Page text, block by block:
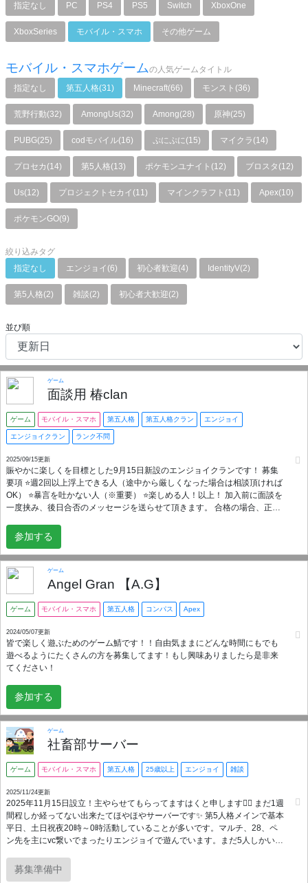
指定なし
PC PS4 PS5 Switch XboxOne
XboxSeries モバイル・スマホ その他ゲーム
モバイル・スマホゲームの人気ゲームタイトル
指定なし
第五人格(31) Minecraft(66) モンスト(36)
荒野行動(32) AmongUs(32) Among(28) 原神(25)
PUBG(25) codモバイル(16) ぷにぷに(15) マイクラ(14)
プロセカ(14) 第5人格(13) ポケモンユナイト(12) ブロスタ(12)
Us(12) プロジェクトセカイ(11) マインクラフト(11) Apex(10)
ポケモンGO(9)
絞り込みタグ
指定なし
エンジョイ(6) 初心者歓迎(4) IdentityV(2)
第5人格(2) 雑談(2) 初心者大歓迎(2)
並び順
ゲーム
面談用 椿clan
ゲーム モバイル・スマホ 第五人格 第五人格クラン エンジョイ
エンジョイクラン ランク不問
2025/09/15更新
賑やかに楽しくを目標とした9月15日新設のエンジョイクランです！ 募集
要項 ⭐️週2回以上浮上できる人（途中から厳しくなった場合は相談頂ければ
OK） ⭐️暴言を吐かない人（※重要） ⭐️楽しめる人！以上！ 加入前に面談を
一度挟み、後日合否のメッセージを送らせて頂きます。 合格の場合、正式
参加する
ゲーム
Angel Gran 【A.G】
ゲーム モバイル・スマホ 第五人格 コンパス Apex
2024/05/07更新
皆で楽しく遊ぶためのゲーム鯖です！！自由気ままにどんな時間にもでも
遊べるようにたくさんの方を募集してます！もし興味ありましたら是非来
てください！
参加する
ゲーム
社畜部サーバー
ゲーム モバイル・スマホ 第五人格 25歳以上 エンジョイ 雑談
2025/11/24更新
2025年11月15日設立！主やらせてもらってますはくと申します🙇‍♀️ まだ1週
間程しか経ってない出来たてほやほやサーバーです✨️ 第5人格メインで基本
平日、土日祝夜20時～0時活動していることが多いです。マルチ、28、ペ
ン先を主にvc繋いでまったりエンジョイで遊んでいます。まだ5人しかいな
感なく入りやすいと思います😊✨️ 参加について 段位や経験不問、25歳以上
で常識、モラルのある方なら大歓迎です🙆‍♀️ サーバー内ルール(禁止事項) ・
募集準備中